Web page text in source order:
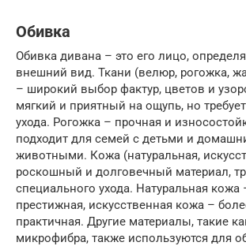
Обивка
Обивка дивана – это его лицо,
внешний вид. Ткани (велюр, рогожка,
– широкий выбор фактур, цветов и
мягкий и приятный на ощупь, но
ухода. Рогожка – прочная и
подходит для семей с детьми и
животными. Кожа (натуральная,
роскошный и долговечный материал,
специального ухода. Натуральная кожа
престижная, искусственная кожа –
практичная. Другие материалы, такие
микрофибра, также используются для